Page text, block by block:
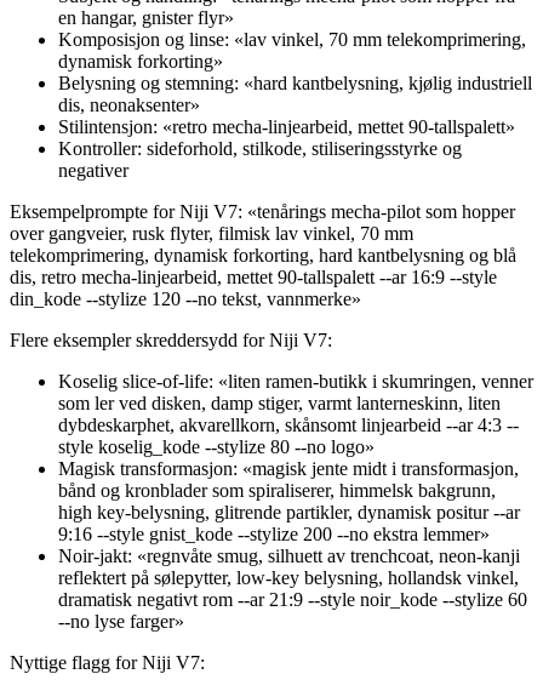
en hangar, gnister flyr»
Komposisjon og linse: «lav vinkel, 70 mm telekomprimering,
dynamisk forkorting»
Belysning og stemning: «hard kantbelysning, kjølig industriell
dis, neonaksenter»
Stilintensjon: «retro mecha-linjearbeid, mettet 90-tallspalett»
Kontroller: sideforhold, stilkode, stiliseringsstyrke og
negativer
Eksempelprompte for Niji V7: «tenårings mecha-pilot som hopper
over gangveier, rusk flyter, filmisk lav vinkel, 70 mm
telekomprimering, dynamisk forkorting, hard kantbelysning og blå
dis, retro mecha-linjearbeid, mettet 90-tallspalett --ar 16:9 --style
din_kode --stylize 120 --no tekst, vannmerke»
Flere eksempler skreddersydd for Niji V7:
Koselig slice-of-life: «liten ramen-butikk i skumringen, venner
som ler ved disken, damp stiger, varmt lanterneskinn, liten
dybdeskarphet, akvarellkorn, skånsomt linjearbeid --ar 4:3 --
style koselig_kode --stylize 80 --no logo»
Magisk transformasjon: «magisk jente midt i transformasjon,
bånd og kronblader som spiraliserer, himmelsk bakgrunn,
high key-belysning, glitrende partikler, dynamisk positur --ar
9:16 --style gnist_kode --stylize 200 --no ekstra lemmer»
Noir-jakt: «regnvåte smug, silhuett av trenchcoat, neon-kanji
reflektert på sølepytter, low-key belysning, hollandsk vinkel,
dramatisk negativt rom --ar 21:9 --style noir_kode --stylize 60
--no lyse farger»
Nyttige flagg for Niji V7: